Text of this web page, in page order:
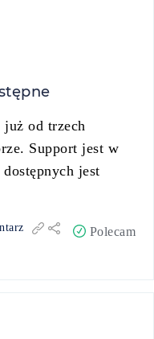
już od trzech
Support jest w
jest
Polecam